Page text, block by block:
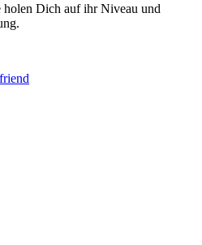
Dich auf ihr Niveau und